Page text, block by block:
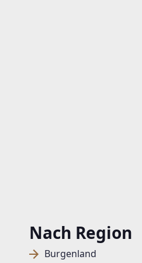
Nach Region
Burgenland